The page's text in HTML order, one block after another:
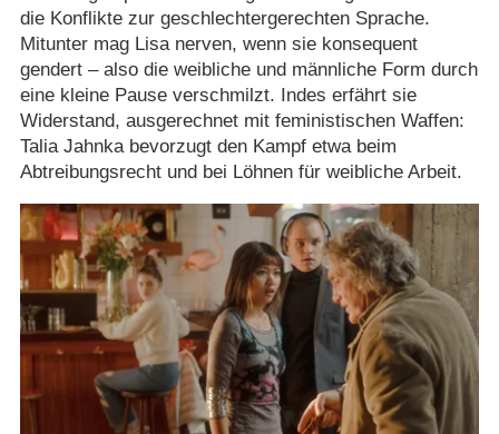
die Konflikte zur geschlechtergerechten Sprache.
Mitunter mag Lisa nerven, wenn sie konsequent
gendert – also die weibliche und männliche Form durch
eine kleine Pause verschmilzt. Indes erfährt sie
Widerstand, ausgerechnet mit feministischen Waffen:
Talia Jahnka bevorzugt den Kampf etwa beim
Abtreibungsrecht und bei Löhnen für weibliche Arbeit.